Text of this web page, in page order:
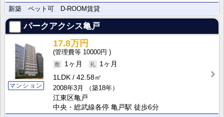
新築 ペット可 D-ROOM賃貸
パークアクシス亀戸
マンション
17.8万円
10000円
1ヶ月
1ヶ月
1LDK
42.58㎡
2008年3月
（築18年）
江東区亀戸
中央・総武線各停 亀戸駅 徒歩6分